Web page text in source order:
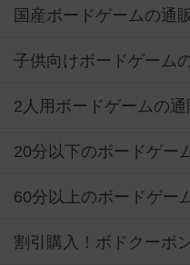
国産ボードゲームの通
子供向けボードゲーム
2人用ボードゲームの通
20分以下のボードゲー
60分以上のボードゲー
割引購入！ボドクーポ